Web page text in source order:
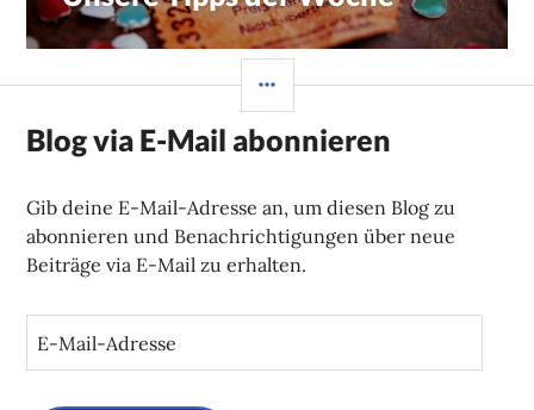
Beitrag:
Blog via E-Mail abonnieren
Gib deine E-Mail-Adresse an, um diesen Blog zu
abonnieren und Benachrichtigungen über neue
Beiträge via E-Mail zu erhalten.